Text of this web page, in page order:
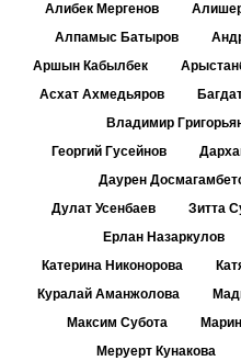
Алибек Мергенов
Алпамыс Батыров
Аршын Кабылбек
Асхат Ахмедьяров
Владимир
Георгий Гусейнов
Даурен
Дулат Усенбаев
Зитта
Ерлан Назаркулов
Катерина Никонорова
Куралай Аманжолова
Максим Субота
Меруерт Кунакова